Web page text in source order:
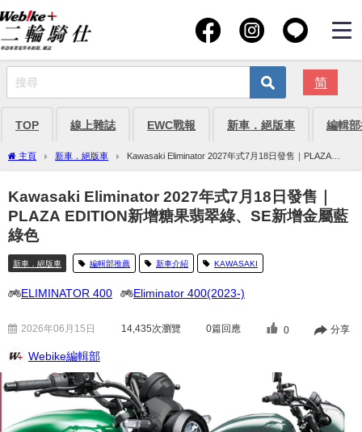
简
TOP 線上雜誌 EWC戰報 新車．絕版車 編輯
主頁 新車．絕版車
Kawasaki Eliminator 2027年式7月18日發售｜PLAZA
EDITION新增糖果翡翠綠、SE新增金屬藍綠色
Kawasaki Eliminator 2027年式7月18日發售｜
PLAZA EDITION新增糖果翡翠綠、SE新增金屬藍
綠色
新車．絕版車 編輯部推薦 新車介紹 KAWASAKI
ELIMINATOR 400 Eliminator 400(2023-)
2026年06月15日 14,435次瀏覽 0篇回應 0 分享
Webike編輯部